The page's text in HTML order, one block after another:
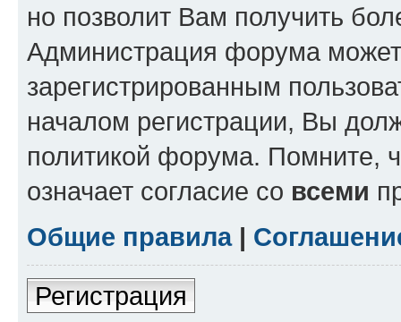
но позволит Вам получить
Администрация форума может
зарегистрированным
началом регистрации, Вы
политикой форума. Помните,
означает согласие со всеми
Общие правила|
Регистрация